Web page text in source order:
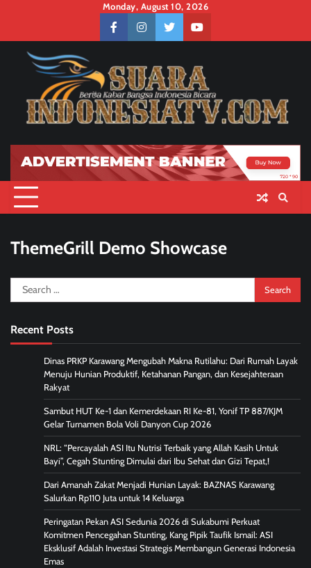
content
Monday, August 10, 2026
facebookinstagramtwitteryoutube
ThemeGrill Demo Showcase
Search
for:
Recent Posts
Dinas PRKP Karawang Mengubah Makna Rutilahu: Dari Rumah Layak
Menuju Hunian Produktif, Ketahanan Pangan, dan Kesejahteraan
Rakyat
Sambut HUT Ke-1 dan Kemerdekaan RI Ke-81, Yonif TP 887/KJM
Gelar Turnamen Bola Voli Danyon Cup 2026
NRL: “Percayalah ASI Itu Nutrisi Terbaik yang Allah Kasih Untuk
Bayi”, Cegah Stunting Dimulai dari Ibu Sehat dan Gizi Tepat,!
Dari Amanah Zakat Menjadi Hunian Layak: BAZNAS Karawang
Salurkan Rp110 Juta untuk 14 Keluarga
Peringatan Pekan ASI Sedunia 2026 di Sukabumi Perkuat
Komitmen Pencegahan Stunting, Kang Pipik Taufik Ismail: ASI
Eksklusif Adalah Investasi Strategis Membangun Generasi Indonesia
Emas